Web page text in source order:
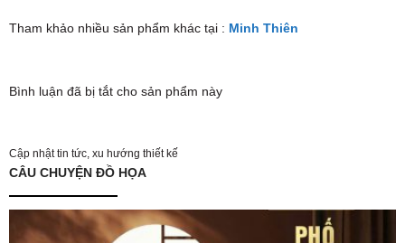
Tham khảo nhiều sản phẩm khác tại : Minh Thiên
Bình luận đã bị tắt cho sản phẩm này
Cập nhật tin tức, xu hướng thiết kế
CÂU CHUYỆN ĐỒ HỌA